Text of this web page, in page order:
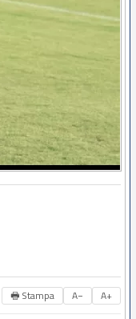
🖶 Stampa A− A+